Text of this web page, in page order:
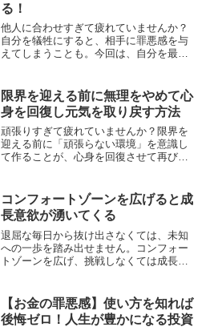
る！
他人に合わせすぎて疲れていませんか？
自分を犠牲にすると、相手に罪悪感を与
えてしまうことも。今回は、自分を最優
説。まずは自分を満たすことから始めま
しょう！
限界を迎える前に無理をやめて心
身を回復し元気を取り戻す方法
頑張りすぎて疲れていませんか？限界を
迎える前に「頑張らない環境」を意識し
て作ることが、心身を回復させて再び立
分を大切にしながら意欲を取り戻す方法
を紹介します。
コンフォートゾーンを広げると成
長意欲が湧いてくる
退屈な毎日から抜け出さなくては、未知
への一歩を踏み出せません。コンフォー
トゾーンを広げ、挑戦しなくては成長意
いきます。
【お金の罪悪感】使い方を知れば
後悔ゼロ！人生が豊かになる投資